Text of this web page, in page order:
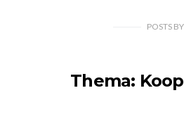
POSTS BY
Thema: